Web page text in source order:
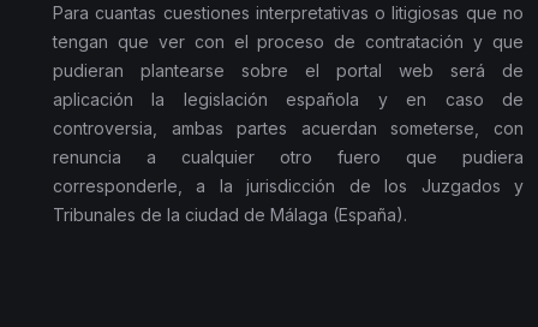
Para cuantas cuestiones interpretativas o litigiosas que no
tengan que ver con el proceso de contratación y que
pudieran plantearse sobre el portal web será de
aplicación la legislación española y en caso de
controversia, ambas partes acuerdan someterse, con
renuncia a cualquier otro fuero que pudiera
corresponderle, a la jurisdicción de los Juzgados y
Tribunales de la ciudad de Málaga (España).